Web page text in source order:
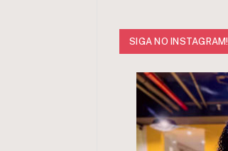
SIGA NO INSTAGRAM!